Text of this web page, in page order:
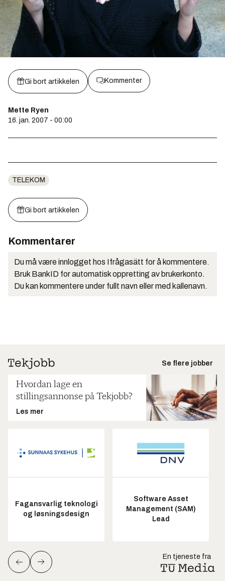
Gi bort artikkelen Kommenter
Mette Ryen
16. jan. 2007 - 00:00
TELEKOM
Gi bort artikkelen
Kommentarer
Du må være innlogget hos Ifrågasätt for å kommentere.
Bruk BankID for automatisk oppretting av brukerkonto.
Du kan kommentere under fullt navn eller med kallenavn.
Se flere jobber
Hvordan lage en
stillingsannonse på Tekjobb?
Les mer
Fagansvarlig teknologi
og løsningsdesign
Software Asset
Management (SAM)
Lead
En tjeneste fra